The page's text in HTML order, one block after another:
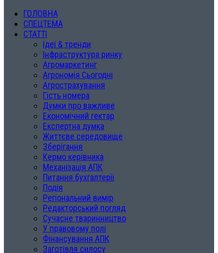
ГОЛОВНА
СПЕЦТЕМА
СТАТТІ
Ідеї & тренди
Інфраструктура ринку
Агромаркетинг
Агрономія Сьогодні
Агрострахування
Гість номера
Думки про важливе
Економічний гектар
Експертна думка
Життєве середовище
Зберігання
Кермо керівника
Механізація АПК
Питання бухгалтерії
Подія
Регіональний вимір
Редакторський погляд
Сучасне тваринництво
У правовому полі
Фінансування АПК
Заготівля силосу